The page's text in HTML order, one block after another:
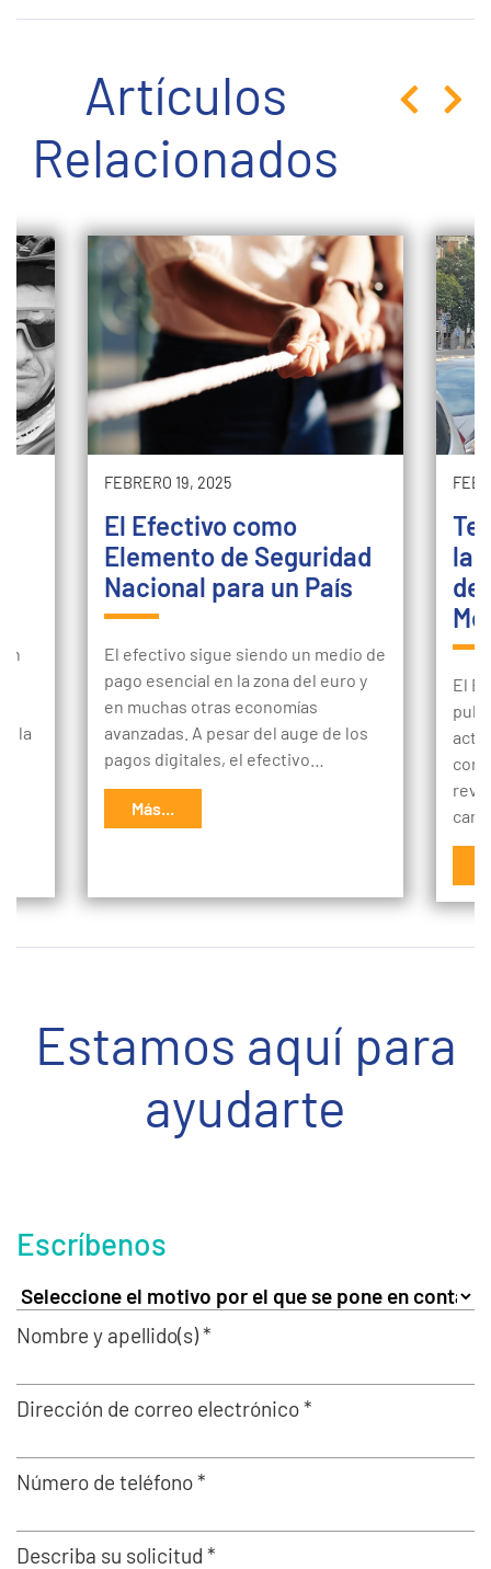
Artículos
Relacionados
la
FEBRERO 19, 2025
El Efectivo como
Elemento de Seguridad
Nacional para un País
El efectivo sigue siendo un medio de
pago esencial en la zona del euro y
en muchas otras economías
avanzadas. A pesar del auge de los
pagos digitales, el efectivo…
Más...
la
El
Estamos aquí para
ayudarte
Escríbenos
Nombre y apellido(s) *
Dirección de correo electrónico *
Número de teléfono *
Describa su solicitud *